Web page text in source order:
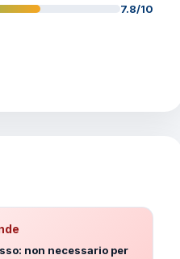
7.8/10
non necessario per